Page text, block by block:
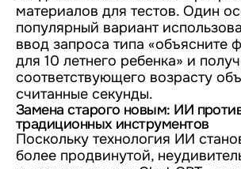
материалов для тестов. Один
популярный вариант
ввод запроса типа «объясните
для 10 летнего ребенка» и
соответствующего возрасту
считанные секунды.
Замена старого новым: ИИ
традиционных инструментов
Поскольку технология ИИ
более продвинутой,